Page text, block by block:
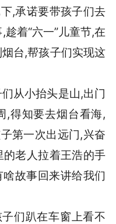
,承诺要带孩子们去
着“六一”儿童节,在
台,帮孩子们实现这
从小抬头是山,出门
,得知要去烟台看海,
第一次出远门,兴奋
老人拉着王浩的手
故事回来讲给我们
们趴在车窗上看不